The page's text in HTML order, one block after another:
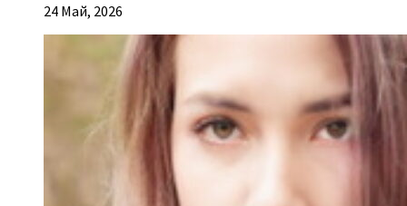
24 Май, 2026